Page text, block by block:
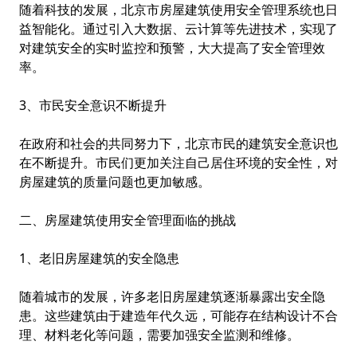
随着科技的发展，北京市房屋建筑使用安全管理系统也日
益智能化。通过引入大数据、云计算等先进技术，实现了
对建筑安全的实时监控和预警，大大提高了安全管理效
率。
3、市民安全意识不断提升
在政府和社会的共同努力下，北京市民的建筑安全意识也
在不断提升。市民们更加关注自己居住环境的安全性，对
房屋建筑的质量问题也更加敏感。
二、房屋建筑使用安全管理面临的挑战
1、老旧房屋建筑的安全隐患
随着城市的发展，许多老旧房屋建筑逐渐暴露出安全隐
患。这些建筑由于建造年代久远，可能存在结构设计不合
理、材料老化等问题，需要加强安全监测和维修。